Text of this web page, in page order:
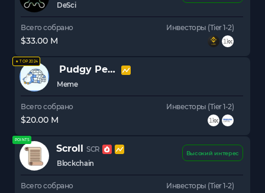
DeSci
Всего собрано
$33.00 M
Инвесторы (Tier 1-2)
★ TOP 2024
Pudgy Penguins
Meme
Всего собрано
$20.00 M
Инвесторы (Tier 1-2)
POINTS
Scroll
SCR
Blockchain
Высокий интерес
Всего собрано Инвесторы (Tier 1-2)